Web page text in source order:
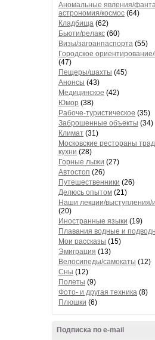
Аномальные явления/
астрономия/космос (64)
Кладбища (62)
Бьюти/релакс (60)
Визы/загранпаспорта (55)
Городское
(47)
Пещеры/шахты (45)
Анонсы (43)
Медицинское (42)
Юмор (38)
Рабоче-туристическое (35)
Заброшенные объекты (34)
Климат (31)
Московские рестораны
кухни (28)
Горные лыжи (27)
Автостоп (26)
Путешественники (26)
Делюсь опытом (21)
Наши лекции/выступления/
(20)
Иностранные языки (19)
Плавания водные и
Мои рассказы (15)
Эмиграция (13)
Велосипеды/самокаты (12)
Сны (12)
Полеты (9)
Фото- и другая техника (8)
Плюшки (6)
Подписка по e-mail